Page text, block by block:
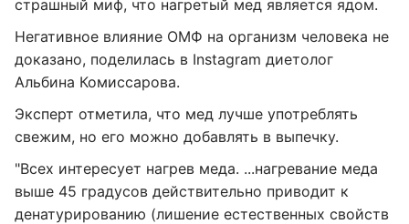
страшный миф, что нагретый мед является ядом.
Негативное влияние ОМФ на организм человека не
доказано, поделилась в Instagram диетолог
Альбина Комиссарова.
Эксперт отметила, что мед лучше употреблять
свежим, но его можно добавлять в выпечку.
"Всех интересует нагрев меда. ...нагревание меда
выше 45 градусов действительно приводит к
денатурированию (лишение естественных свойств